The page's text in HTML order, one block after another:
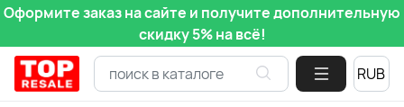
Оформите заказ на сайте и получите дополнительную
скидку 5% на всё!